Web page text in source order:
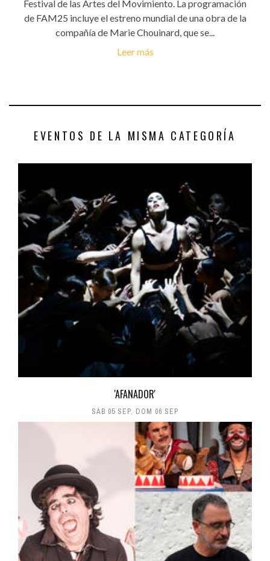
Festival de las Artes del Movimiento. La programación
de FAM25 incluye el estreno mundial de una obra de la
compañía de Marie Chouinard, que se...
Leer más
EVENTOS DE LA MISMA CATEGORÍA
'AFANADOR'
SÁB 05 SEP, DOM 06 SEP